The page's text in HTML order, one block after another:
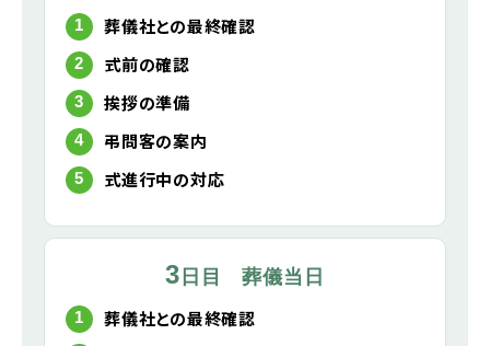
葬儀社との最終確認
式前の確認
挨拶の準備
弔問客の案内
式進行中の対応
3 日目 葬儀当日
葬儀社との最終確認